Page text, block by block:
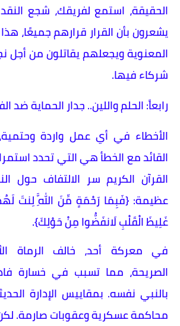
الحقيقة، استمع لفريقك، شجع النقد
يشعرون بأن القرار قرارهم جميعًا،
المعنوية ويجعلهم يقاتلون من أجل
شركاء فيها.
​رابعاً: الحلم واللين.. جدار الحماية ضد
​الأخطاء في أي عمل واردة
القائد مع الخطأ هي التي تحدد
القرآن الكريم سر الالتفاف
عظيمة: {فَبِمَا رَحْمَةٍ مِّنَ اللَّهِ لِنتَ
غَلِيظَ الْقَلْبِ لَانفَضُّوا مِنْ حَوْلِكَ}.
​في معركة أحد، خالف الرماة
الصريحة، مما تسبب في خسارة
بالنبي نفسه. بمقاييس الإدارة
محاكمة عسكرية وعقوبات صارمة. لكن